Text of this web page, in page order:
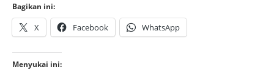
Bagikan ini:
X Facebook WhatsApp
Menyukai ini: